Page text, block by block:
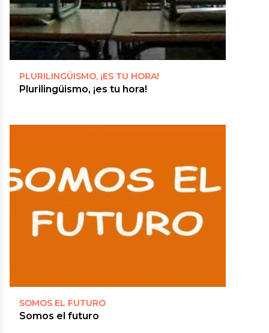
PLURILINGÜISMO, ¡ES TU HORA!
Plurilingüismo, ¡es tu hora!
SOMOS EL FUTURO
Somos el futuro